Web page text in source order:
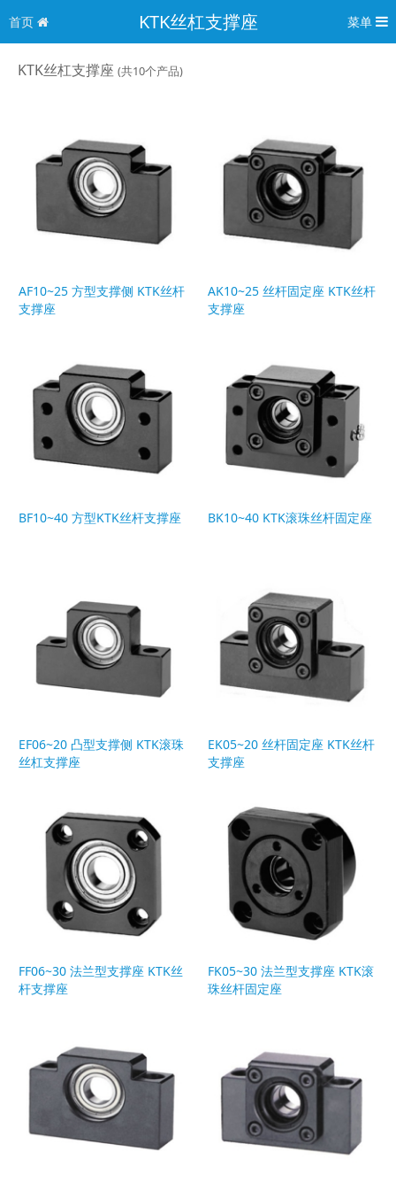
首页 KTK丝杠支撑座 菜单
KTK丝杠支撑座 (共10个产品)
AF10~25 方型支撑侧 KTK丝杆
支撑座
AK10~25 丝杆固定座 KTK丝杆
支撑座
BF10~40 方型KTK丝杆支撑座 BK10~40 KTK滚珠丝杆固定座
EF06~20 凸型支撑侧 KTK滚珠
丝杠支撑座
EK05~20 丝杆固定座 KTK丝杆
支撑座
FF06~30 法兰型支撑座 KTK丝
杆支撑座
FK05~30 法兰型支撑座 KTK滚
珠丝杆固定座